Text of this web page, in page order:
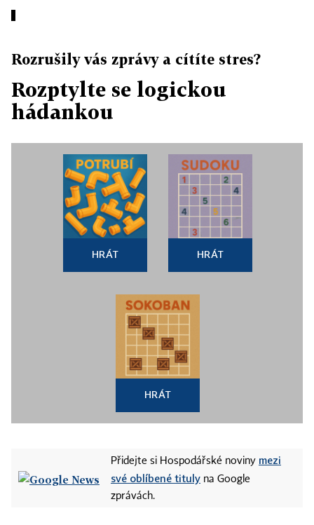
Rozrušily vás zprávy a cítíte stres?
Rozptylte se logickou
hádankou
HRÁT HRÁT
HRÁT
Přidejte si Hospodářské noviny mezi
své oblíbené tituly na Google
zprávách.